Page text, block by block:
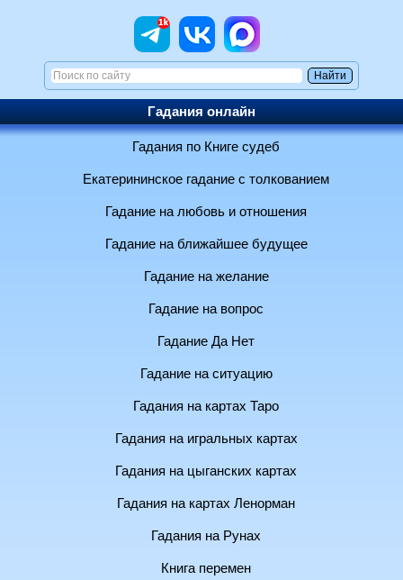
Гадания онлайн
Гадания по Книге судеб
Екатерининское гадание с толкованием
Гадание на любовь и отношения
Гадание на ближайшее будущее
Гадание на желание
Гадание на вопрос
Гадание Да Нет
Гадание на ситуацию
Гадания на картах Таро
Гадания на игральных картах
Гадания на цыганских картах
Гадания на картах Ленорман
Гадания на Рунах
Книга перемен